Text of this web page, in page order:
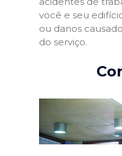
você e seu
ou danos
do serviço.